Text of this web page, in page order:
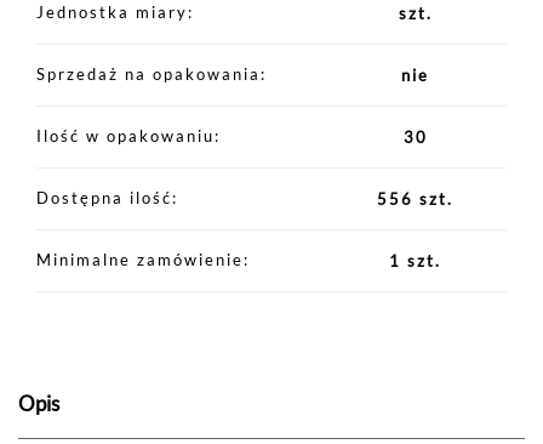
Jednostka miary szt.
Sprzedaż na opakowania nie
Ilość w opakowaniu 30
Dostępna ilość 556 szt.
Minimalne zamówienie 1 szt.
Opis